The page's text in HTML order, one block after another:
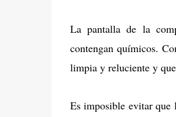
La pantalla de la
contengan químicos.
limpia y reluciente y
Es imposible evitar que